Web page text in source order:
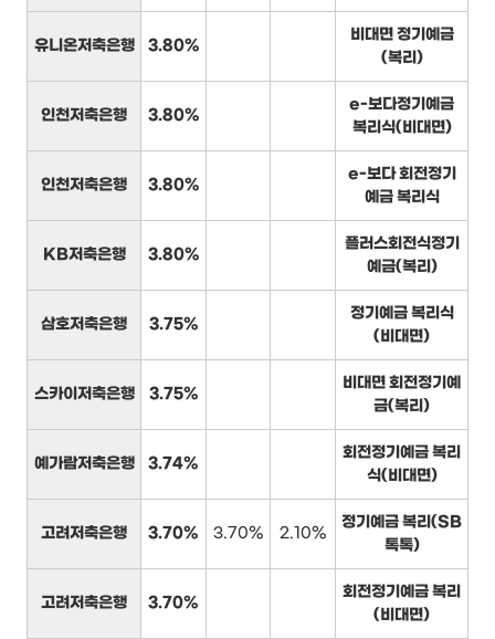
유니온저축은행 3.80%
비대면 정기예금
(복리)
인천저축은행 3.80%
e-보다정기예금
복리식(비대면)
인천저축은행 3.80%
e-보다 회전정기
예금 복리식
KB저축은행 3.80%
플러스회전식정기
예금(복리)
삼호저축은행 3.75%
정기예금 복리식
(비대면)
스카이저축은행 3.75%
비대면 회전정기예
금(복리)
예가람저축은행 3.74%
회전정기예금 복리
식(비대면)
고려저축은행 3.70% 3.70% 2.10%
정기예금 복리(SB
톡톡)
고려저축은행 3.70%
회전정기예금 복리
(비대면)